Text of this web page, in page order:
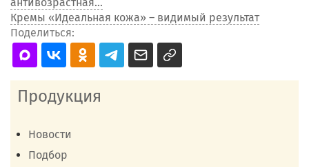
Кремы «Идеальная кожа» – видимый результат
Поделиться:
Продукция
Новости
Подбор